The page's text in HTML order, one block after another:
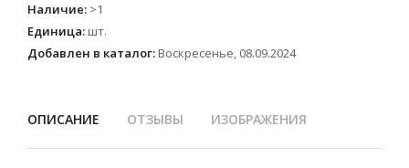
Наличие: >1
Единица: шт.
Добавлен в каталог: Воскресенье, 08.09.2024
ОПИСАНИЕ ОТЗЫВЫ ИЗОБРАЖЕНИЯ